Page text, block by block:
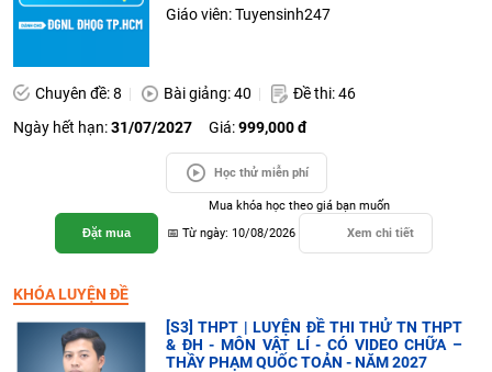
Giáo viên: Tuyensinh247
Chuyên đề: 8 Bài giảng: 40
Đề thi: 46
Ngày hết hạn:31/07/2027 Giá:999,000 đ
Học thử miễn phí
Đặt mua
Mua khóa học theo giá bạn muốn
📅 Từ ngày: 10/08/2026
Xem chi tiết
KHÓA LUYỆN ĐỀ
[S3] THPT | LUYỆN ĐỀ THI THỬ TN THPT
& ĐH - MÔN VẬT LÍ - CÓ VIDEO CHỮA –
THẦY PHẠM QUỐC TOẢN - NĂM 2027